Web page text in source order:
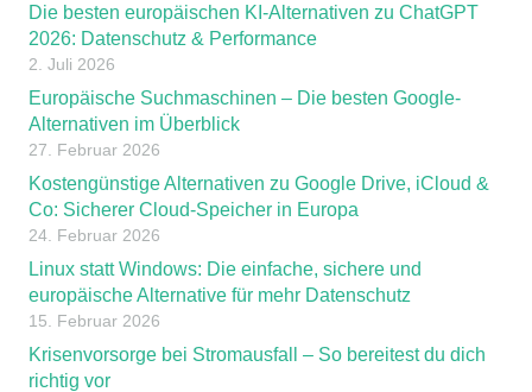
Die besten europäischen KI-Alternativen zu ChatGPT
2026: Datenschutz & Performance
2. Juli 2026
Europäische Suchmaschinen – Die besten Google-
Alternativen im Überblick
27. Februar 2026
Kostengünstige Alternativen zu Google Drive, iCloud &
Co: Sicherer Cloud-Speicher in Europa
24. Februar 2026
Linux statt Windows: Die einfache, sichere und
europäische Alternative für mehr Datenschutz
15. Februar 2026
Krisenvorsorge bei Stromausfall – So bereitest du dich
richtig vor